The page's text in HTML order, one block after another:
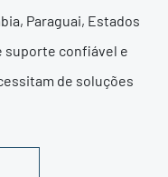
Paraguai, Estados
suporte confiável e
de soluções